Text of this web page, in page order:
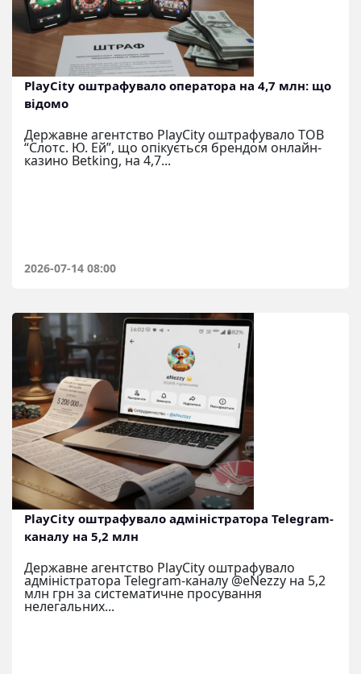
PlayCity оштрафувало оператора на 4,7 млн: що
відомо
Державне агентство PlayCity оштрафувало ТОВ
“Слотс. Ю. Ей”, що опікується брендом онлайн-
казино Betking, на 4,7...
2026-07-14 08:00
PlayCity оштрафувало адміністратора Telegram-
каналу на 5,2 млн
Державне агентство PlayCity оштрафувало
адміністратора Telegram-каналу @eNezzy на 5,2
млн грн за систематичне просування
нелегальних...